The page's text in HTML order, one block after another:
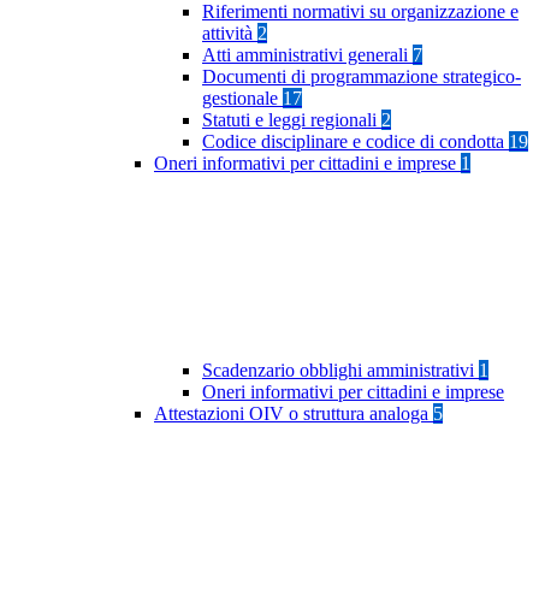
Riferimenti normativi su organizzazione e
attività 2
Atti amministrativi generali 7
Documenti di programmazione strategico-
gestionale 17
Statuti e leggi regionali 2
Codice disciplinare e codice di condotta 19
Oneri informativi per cittadini e imprese 1
Scadenzario obblighi amministrativi 1
Oneri informativi per cittadini e imprese
Attestazioni OIV o struttura analoga 5